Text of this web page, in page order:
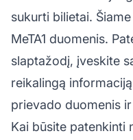
sukurti bilietai.
MeTA1 duomenis.
slaptažodį, įveskite
reikalingą
prievado duomenis
Kai būsite patenkinti